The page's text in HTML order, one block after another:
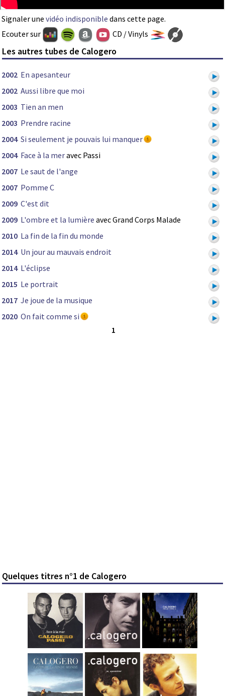
Signaler une vidéo indisponible dans cette page.
Ecouter sur
CD / Vinyls
Les autres tubes de Calogero
2002 En apesanteur
2002 Aussi libre que moi
2003 Tien an men
2003 Prendre racine
2004 Si seulement je pouvais lui manquer
2004 Face à la meravec Passi
2007 Le saut de l'ange
2007 Pomme C
2009 C'est dit
2009 L'ombre et la lumière avec Grand Corps Malade
2010 La fin de la fin du monde
2014 Un jour au mauvais endroit
2014 L'éclipse
2015 Le portrait
2017 Je joue de la musique
2020 On fait comme si
1
Quelques titres n°1 de Calogero